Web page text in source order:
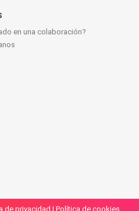
en una colaboración?
de privacidad | Política de cookies